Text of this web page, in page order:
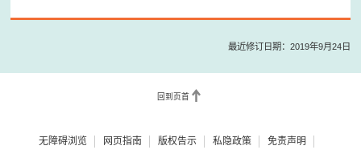
最近修订日期：2019年9月24日
回到页首
无障碍浏览 网页指南 版权告示 私隐政策 免责声明